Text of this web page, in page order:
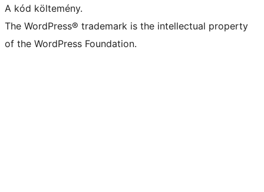
A kód költemény.
The WordPress® trademark is the intellectual property
of the WordPress Foundation.